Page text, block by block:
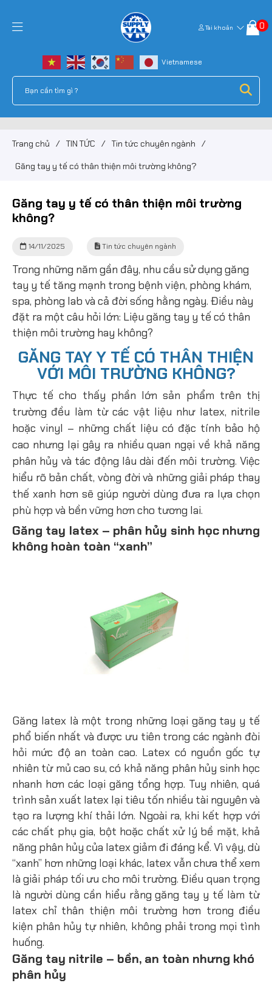
Tài khoản 0
Trang chủ / TIN TỨC / Tin tức chuyên ngành /
Găng tay y tế có thân thiện môi trường không?
Găng tay y tế có thân thiện môi trường
không?
14/11/2025 Tin tức chuyên ngành
Trong những năm gần đây, nhu cầu sử dụng găng
tay y tế tăng mạnh trong bệnh viện, phòng khám,
spa, phòng lab và cả đời sống hằng ngày. Điều này
đặt ra một câu hỏi lớn: Liệu găng tay y tế có thân
thiện môi trường hay không?
GĂNG TAY Y TẾ CÓ THÂN THIỆN
VỚI MÔI TRƯỜNG KHÔNG?
Thực tế cho thấy phần lớn sản phẩm trên thị
trường đều làm từ các vật liệu như latex, nitrile
hoặc vinyl – những chất liệu có đặc tính bảo hộ
cao nhưng lại gây ra nhiều quan ngại về khả năng
phân hủy và tác động lâu dài đến môi trường. Việc
hiểu rõ bản chất, vòng đời và những giải pháp thay
thế xanh hơn sẽ giúp người dùng đưa ra lựa chọn
phù hợp và bền vững hơn cho tương lai.
Găng tay latex – phân hủy sinh học nhưng
không hoàn toàn “xanh”
Găng latex là một trong những loại găng tay y tế
phổ biến nhất và được ưu tiên trong các ngành đòi
hỏi mức độ an toàn cao. Latex có nguồn gốc tự
nhiên từ mủ cao su, có khả năng phân hủy sinh học
nhanh hơn các loại găng tổng hợp. Tuy nhiên, quá
trình sản xuất latex lại tiêu tốn nhiều tài nguyên và
tạo ra lượng khí thải lớn. Ngoài ra, khi kết hợp với
các chất phụ gia, bột hoặc chất xử lý bề mặt, khả
năng phân hủy của latex giảm đi đáng kể. Vì vậy, dù
“xanh” hơn những loại khác, latex vẫn chưa thể xem
là giải pháp tối ưu cho môi trường. Điều quan trọng
là người dùng cần hiểu rằng găng tay y tế làm từ
latex chỉ thân thiện môi trường hơn trong điều
kiện phân hủy tự nhiên, không phải trong mọi tình
huống.
Găng tay nitrile – bền, an toàn nhưng khó
phân hủy